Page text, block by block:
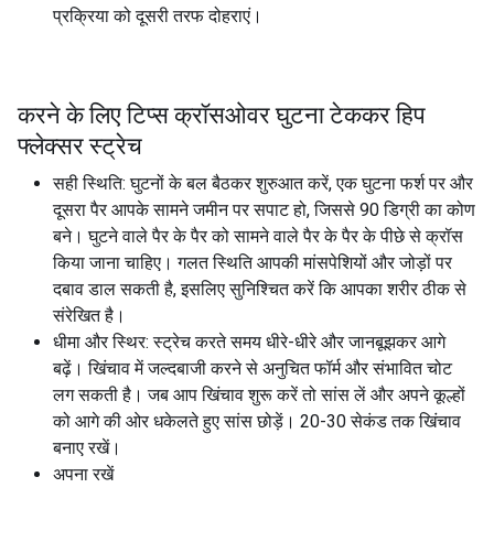
प्रक्रिया को दूसरी तरफ दोहराएं।
करने के लिए टिप्स क्रॉसओवर घुटना टेककर हिप
फ्लेक्सर स्ट्रेच
सही स्थिति: घुटनों के बल बैठकर शुरुआत करें, एक घुटना फर्श पर और
दूसरा पैर आपके सामने जमीन पर सपाट हो, जिससे 90 डिग्री का कोण
बने। घुटने वाले पैर के पैर को सामने वाले पैर के पैर के पीछे से क्रॉस
किया जाना चाहिए। गलत स्थिति आपकी मांसपेशियों और जोड़ों पर
दबाव डाल सकती है, इसलिए सुनिश्चित करें कि आपका शरीर ठीक से
संरेखित है।
धीमा और स्थिर: स्ट्रेच करते समय धीरे-धीरे और जानबूझकर आगे
बढ़ें। खिंचाव में जल्दबाजी करने से अनुचित फॉर्म और संभावित चोट
लग सकती है। जब आप खिंचाव शुरू करें तो सांस लें और अपने कूल्हों
को आगे की ओर धकेलते हुए सांस छोड़ें। 20-30 सेकंड तक खिंचाव
बनाए रखें।
अपना रखें